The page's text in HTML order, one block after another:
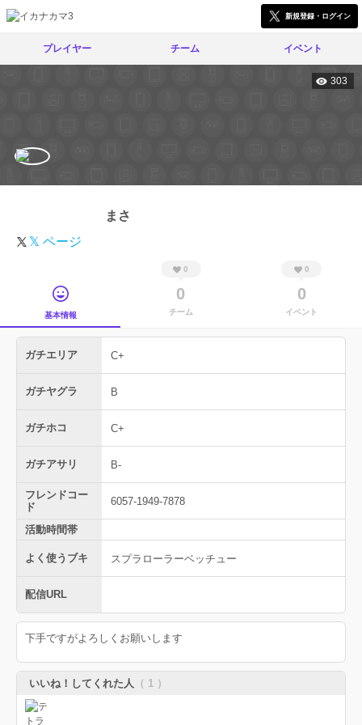
新規登録・ログイン
プレイヤー チーム イベント
303
まさ
𝕏 ページ
基本情報
0
0
チーム
0
0
イベント
ガチエリア C+
ガチヤグラ B
ガチホコ C+
ガチアサリ B-
フレンドコー
ド
6057-1949-7878
活動時間帯
よく使うブキ スプラローラーベッチュー
配信URL
下手ですがよろしくお願いします
いいね！してくれた人 （ 1 ）